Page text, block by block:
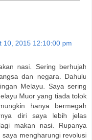
10, 2015 12:10:00 pm
nasi. Sering berhujah
dan negara. Dahulu
Melayu. Saya sering
Muor yang tiada tolok
hanya bermegah
diri saya lebih jelas
makan nasi. Rupanya
mengharungi revolusi